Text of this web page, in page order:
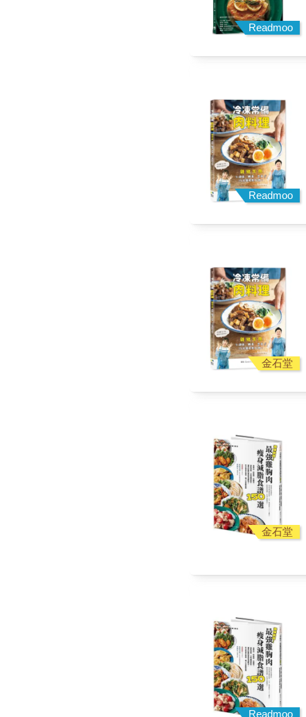
Readmoo
Readmoo
金石堂
金石堂
Readmoo